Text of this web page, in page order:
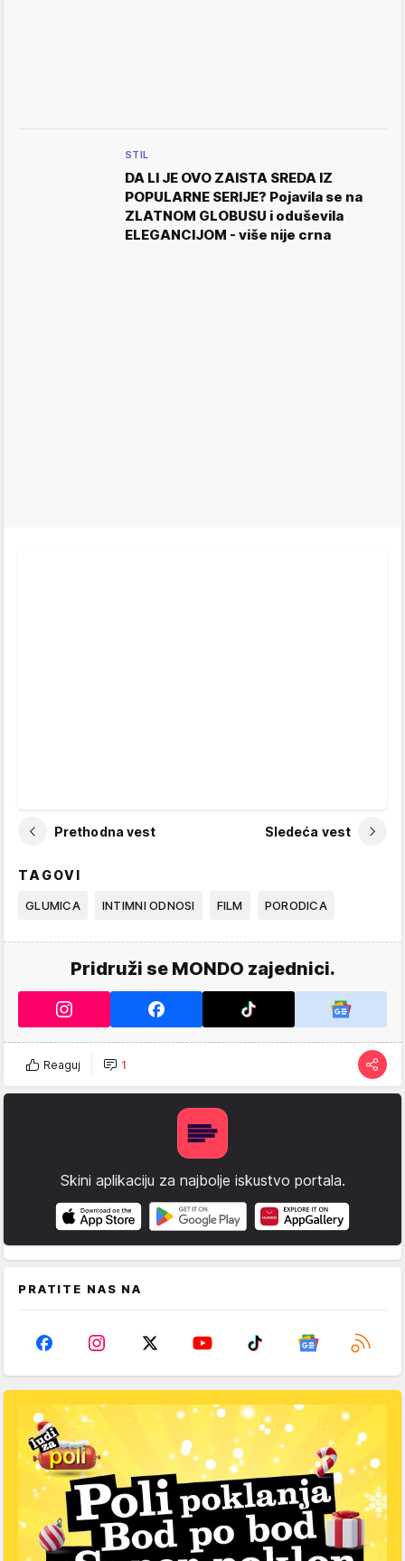
STIL
DA LI JE OVO ZAISTA SREDA IZ
POPULARNE SERIJE? Pojavila se na
ZLATNOM GLOBUSU i oduševila
ELEGANCIJOM - više nije crna
Prethodna vest Sledeća vest
TAGOVI
GLUMICA INTIMNI ODNOSI FILM PORODICA
Pridruži se MONDO zajednici.
Reaguj 1
Skini aplikaciju za najbolje iskustvo portala.
PRATITE NAS NA